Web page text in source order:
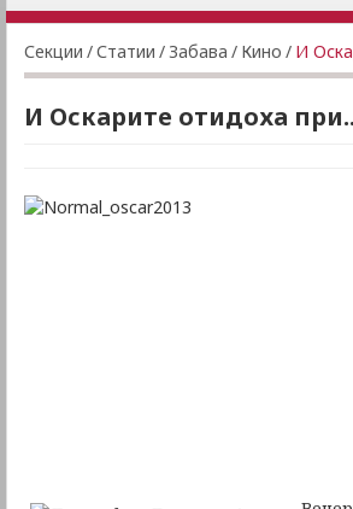
Секции /Статии / Забава / Кино / И
И Оскарите отидоха